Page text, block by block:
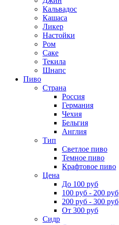
Кальвадос
Кашаса
Ликер
Настойки
Ром
Саке
Текила
Шнапс
Пиво
Страна
Россия
Германия
Чехия
Бельгия
Англия
Тип
Светлое пиво
Темное пиво
Крафтовое пиво
Цена
До 100 руб
100 руб - 200 руб
200 руб - 300 руб
От 300 руб
Сидр